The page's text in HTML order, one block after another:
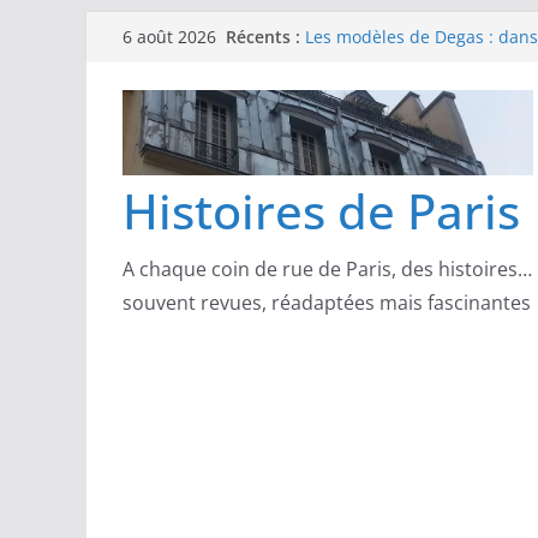
Passer
contenu
6 août 2026 Récents : Les modèles de
d’un Paris moderne
Les modèles de Manet :
scandale
Les modèles de Claude
derrière l’impressionnisme
Les modèles de Toulouse-
Histoires de Paris
A chaque coin de rue de Paris, des histoires…
souvent revues, réadaptées mais fascinantes